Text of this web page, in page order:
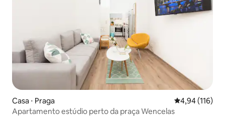
Casa ⋅ Praga 4,94 de uma
4,94 (116)
Apartamento estúdio perto da praça Wencelas